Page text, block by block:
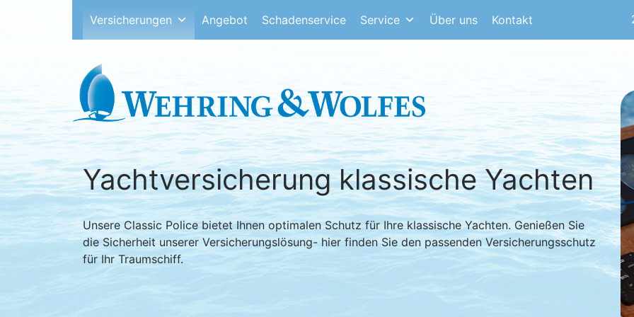
Versicherungen Angebot Schadenservice Service Über uns Kontakt
Yachtversicherung klassische Yachten
Unsere Classic Police bietet Ihnen optimalen Schutz für Ihre klassische Yachten. Genießen Sie
die Sicherheit unserer Versicherungslösung- hier finden Sie den passenden Versicherungsschutz
für Ihr Traumschiff.